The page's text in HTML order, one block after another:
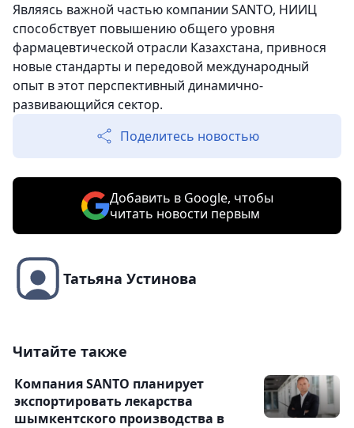
Являясь важной частью компании SANTO, НИИЦ
способствует повышению общего уровня
фармацевтической отрасли Казахстана, привнося
новые стандарты и передовой международный
опыт в этот перспективный динамично-
развивающийся сектор.
Поделитесь новостью
Добавить в Google, чтобы
читать новости первым
Татьяна Устинова
Читайте также
Компания SANTO планирует
экспортировать лекарства
шымкентского производства в